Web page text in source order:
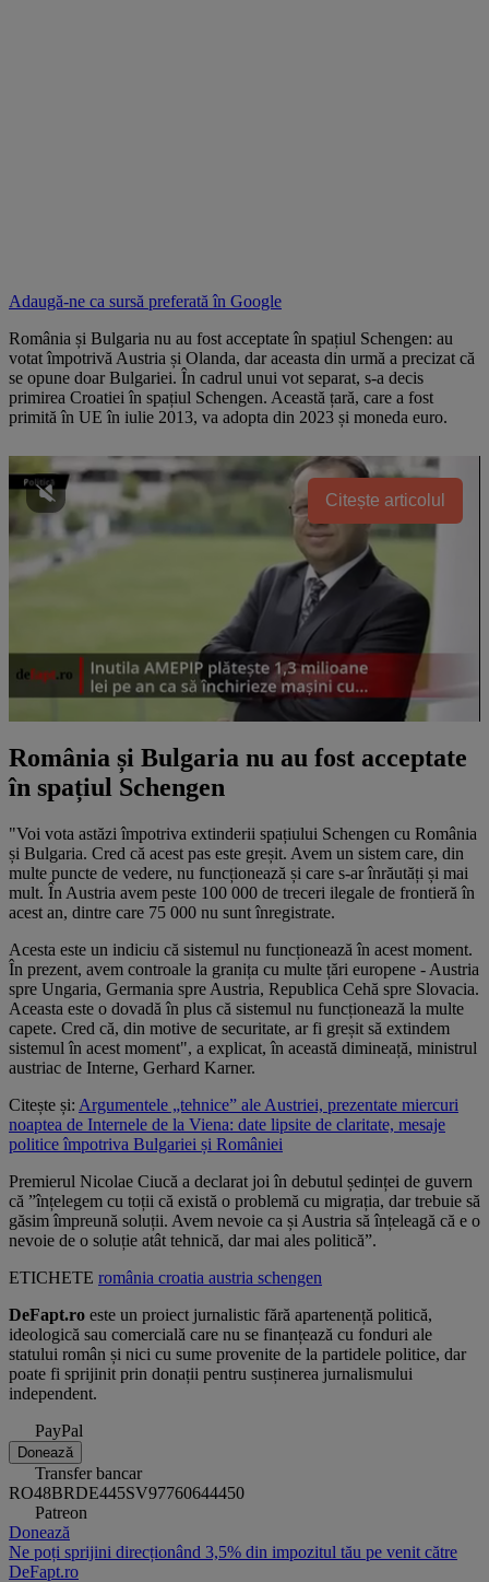
Adaugă-ne ca sursă preferată în Google
România și Bulgaria nu au fost acceptate în spațiul Schengen: au
votat împotrivă Austria și Olanda, dar aceasta din urmă a precizat că
se opune doar Bulgariei. În cadrul unui vot separat, s-a decis
primirea Croatiei în spațiul Schengen. Această țară, care a fost
primită în UE în iulie 2013, va adopta din 2023 și moneda euro.
Citește articolul
România și Bulgaria nu au fost acceptate
în spațiul Schengen
"Voi vota astăzi împotriva extinderii spațiului Schengen cu România
și Bulgaria. Cred că acest pas este greșit. Avem un sistem care, din
multe puncte de vedere, nu funcționează și care s-ar înrăutăți și mai
mult. În Austria avem peste 100 000 de treceri ilegale de frontieră în
acest an, dintre care 75 000 nu sunt înregistrate.
Acesta este un indiciu că sistemul nu funcționează în acest moment.
În prezent, avem controale la granița cu multe țări europene - Austria
spre Ungaria, Germania spre Austria, Republica Cehă spre Slovacia.
Aceasta este o dovadă în plus că sistemul nu funcționează la multe
capete. Cred că, din motive de securitate, ar fi greșit să extindem
sistemul în acest moment", a explicat, în această dimineață, ministrul
austriac de Interne, Gerhard Karner.
Citește și: Argumentele „tehnice” ale Austriei, prezentate miercuri
noaptea de Internele de la Viena: date lipsite de claritate, mesaje
politice împotriva Bulgariei și României
Premierul Nicolae Ciucă a declarat joi în debutul ședinței de guvern
că ”înțelegem cu toții că există o problemă cu migrația, dar trebuie să
găsim împreună soluții. Avem nevoie ca și Austria să înțeleagă că e o
nevoie de o soluție atât tehnică, dar mai ales politică”.
ETICHETE românia croatia austria schengen
DeFapt.ro este un proiect jurnalistic fără apartenență politică,
ideologică sau comercială care nu se finanțează cu fonduri ale
statului român și nici cu sume provenite de la partidele politice, dar
poate fi sprijinit prin donații pentru susținerea jurnalismului
independent.
PayPal
Donează
Transfer bancar
RO48BRDE445SV97760644450
Patreon
Donează
Ne poți sprijini direcționând 3,5% din impozitul tău pe venit către
DeFapt.ro